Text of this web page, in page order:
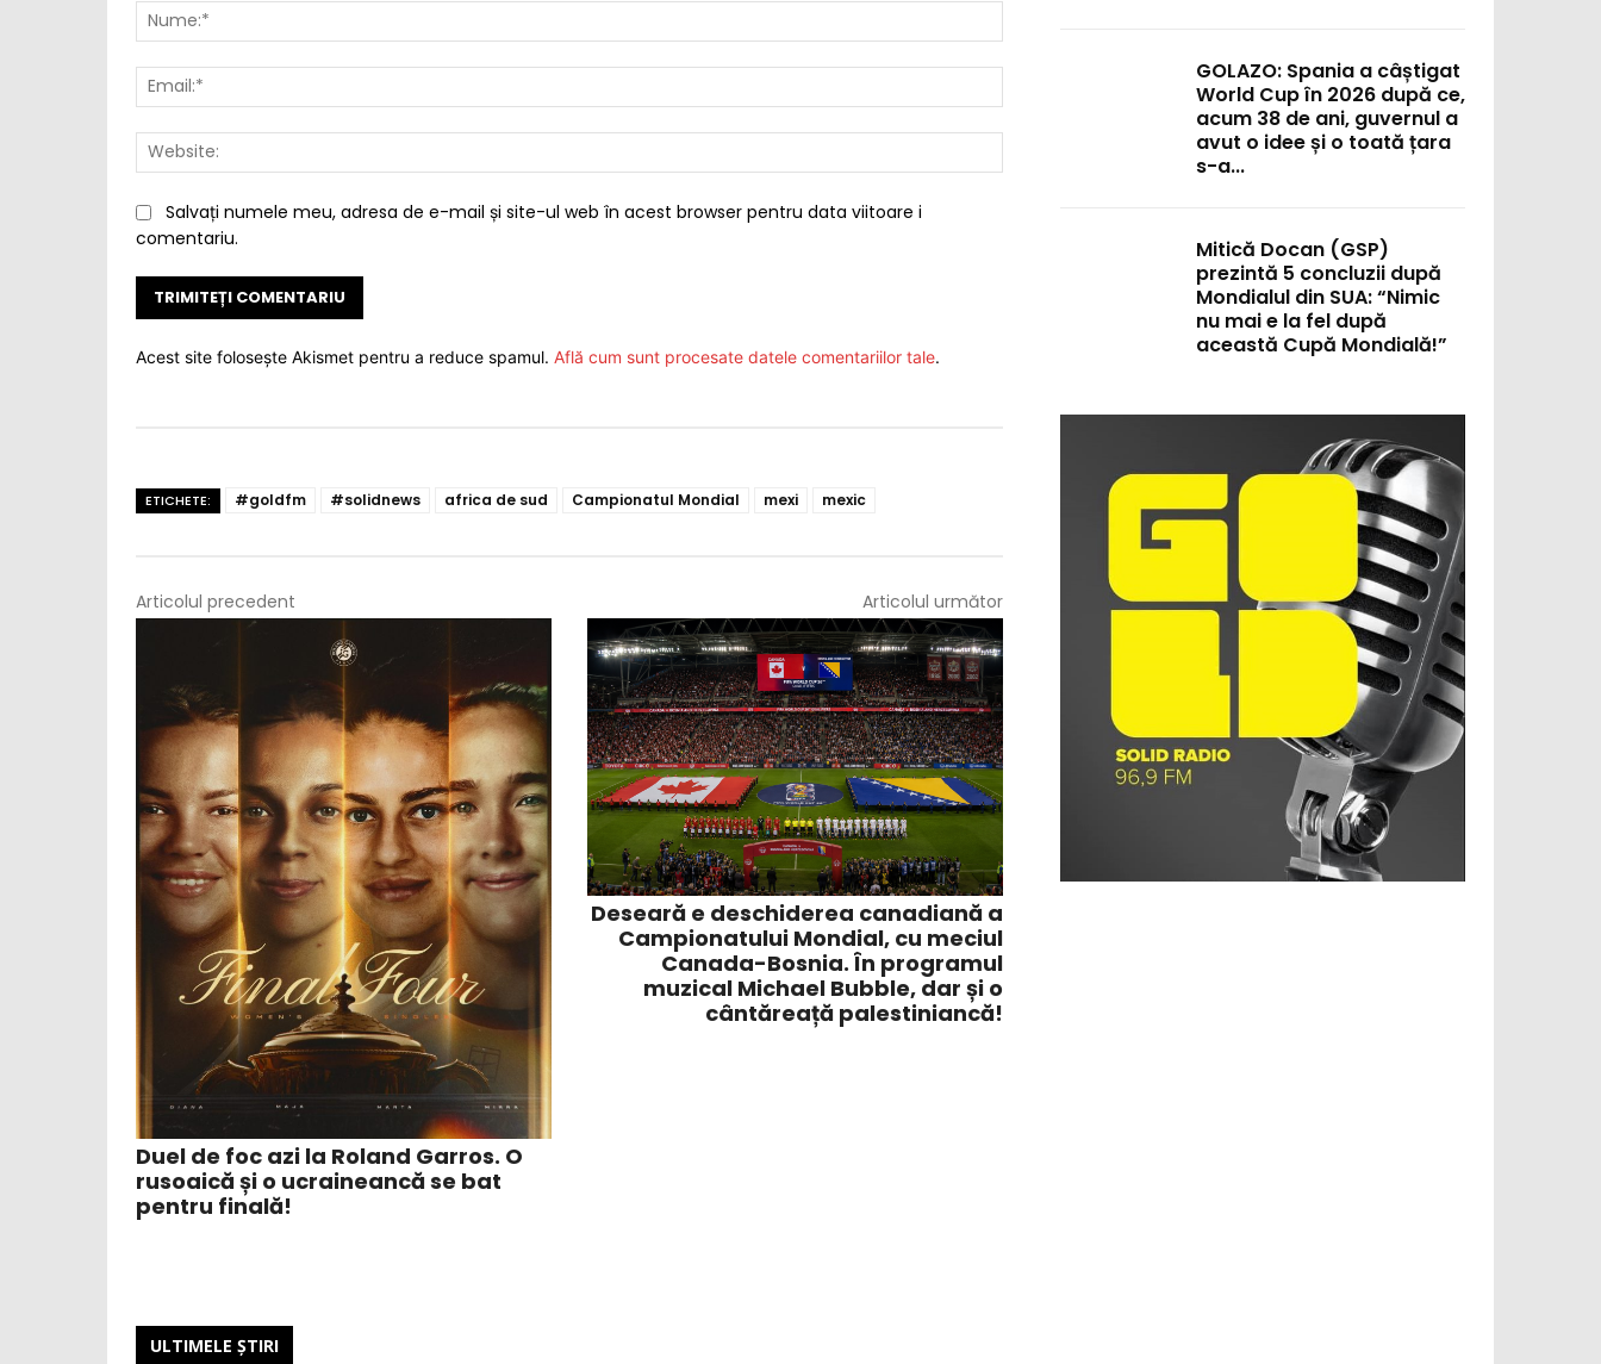
Salvați numele meu, adresa de e-mail și site-ul web în acest browser pentru data viitoare i
comentariu.
Acest site folosește Akismet pentru a reduce spamul. Află cum sunt procesate datele comentariilor tale.
ETICHETE: #goldfm #solidnews africa de sud Campionatul Mondial mexi mexic
Articolul precedent
Duel de foc azi la Roland Garros. O
rusoaică și o ucraineancă se bat
pentru finală!
Articolul următor
Deseară e deschiderea canadiană a
Campionatului Mondial, cu meciul
Canada-Bosnia. În programul
muzical Michael Bubble, dar și o
cântăreață palestiniancă!
ULTIMELE ŞTIRI
GOLAZO: Spania a câștigat
World Cup în 2026 după ce,
acum 38 de ani, guvernul a
avut o idee și o toată țara
s-a...
Mitică Docan (GSP)
prezintă 5 concluzii după
Mondialul din SUA: “Nimic
nu mai e la fel după
această Cupă Mondială!”